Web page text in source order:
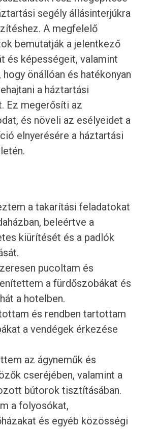
segély állásinterjúkra
A megfelelő
bemutatják a jelentkező
és képességeit, valamint
önállóan és hatékonyan
a háztartási
Ez megerősíti az
és növeli az esélyeidet a
elnyerésére a háztartási
a takarítási feladatokat
beleértve a
kiürítését és a padlók
pucoltam és
a fürdőszobákat és
a hotelben.
és rendben tartottam
a vendégek érkezése
az ágyneműk és
cseréjében, valamint a
bútorok tisztításában.
a folyosókat,
és egyéb közösségi